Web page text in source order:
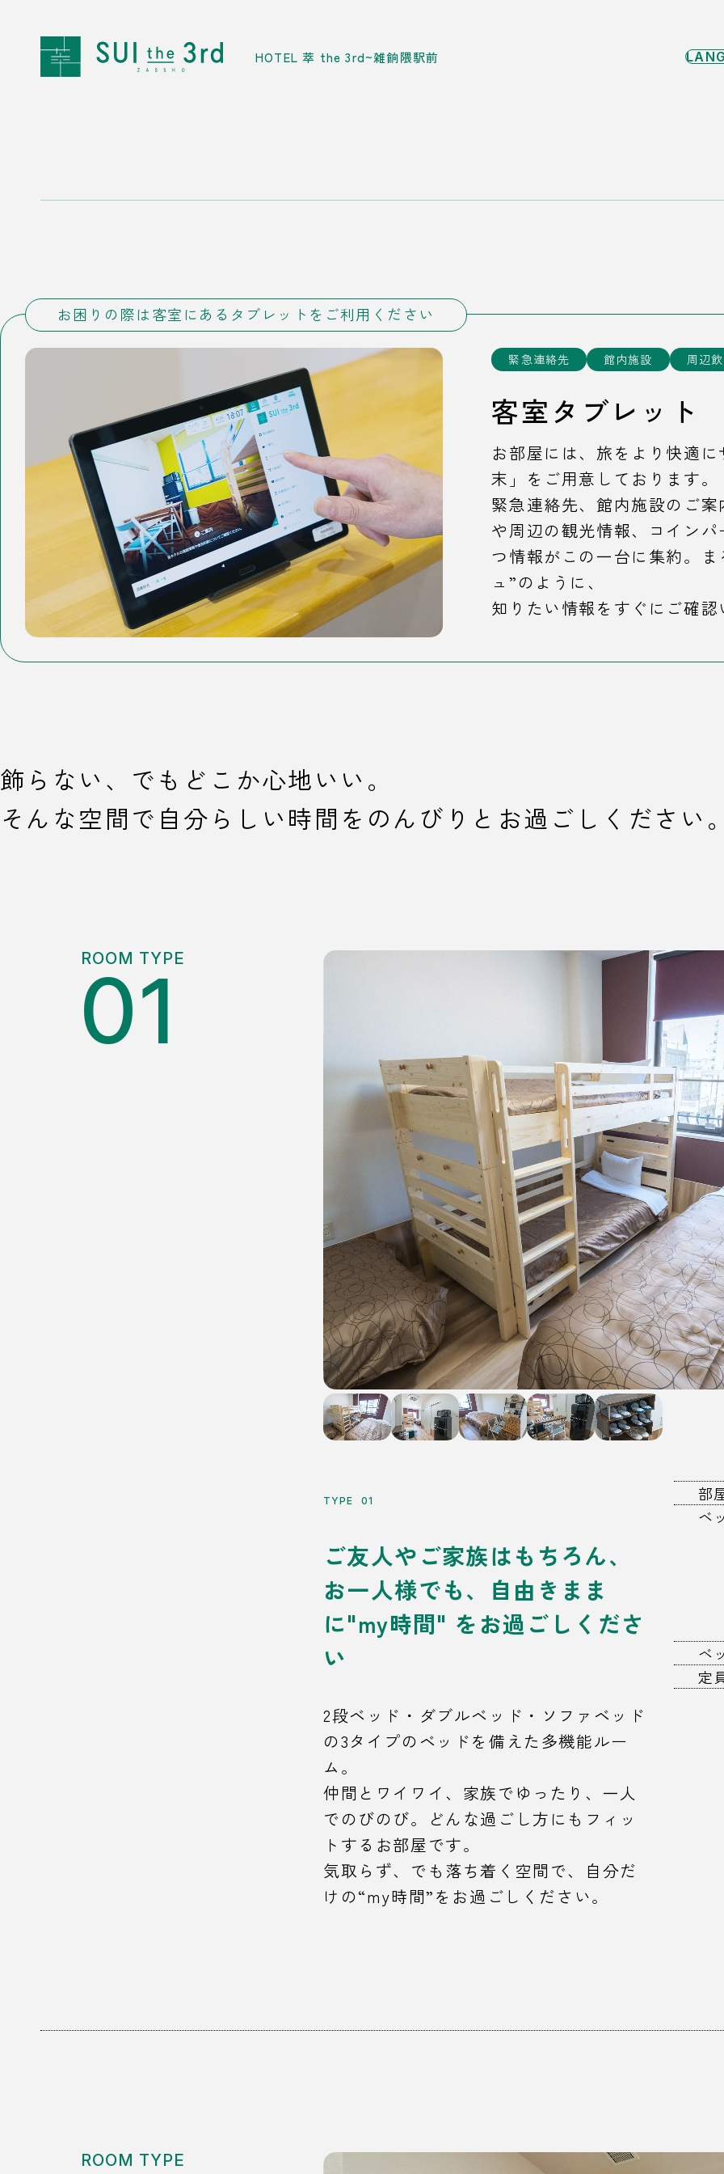
HOTEL 萃 the 3rd~雑餉隈駅前
お困りの際は客室にある タブレットをご利用ください
緊急連絡先 館内施設 周辺
客室タブレット
お部屋には、旅をより快適
末」をご用意しております。
緊急連絡先、館内施設のご
や周辺の観光情報、コイン
つ情報がこの一台に集約。
ュ”のように、
知りたい情報をすぐにご確
飾らない、でもどこか心地いい。
そんな空間で自分らしい時間をのんびりとお過ごしください
ROOM TYPE
01
TYPE 01
ご友人やご家族はもちろん、
お一人様でも、自由きまま
に"my時間" をお過ごしくださ
い
2段ベッド・ダブルベッド・ソファベッド
の3タイプのベッドを備えた多機能ルー
ム。
仲間とワイワイ、家族でゆったり、一人
でのびのび。どんな過ごし方にもフィッ
トするお部屋です。
気取らず、でも落ち着く空間で、自分だ
けの“my時間”をお過ごしください。
部
ベ
ベ
定
ROOM TYPE